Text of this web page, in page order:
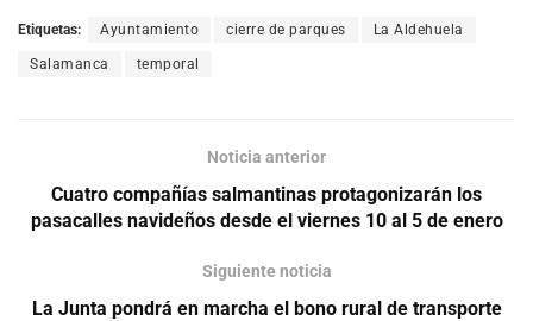
Etiquetas: Ayuntamiento cierre de parques La Aldehuela
Salamanca temporal
Noticia anterior
Cuatro compañías salmantinas protagonizarán los
pasacalles navideños desde el viernes 10 al 5 de enero
Siguiente noticia
La Junta pondrá en marcha el bono rural de transporte